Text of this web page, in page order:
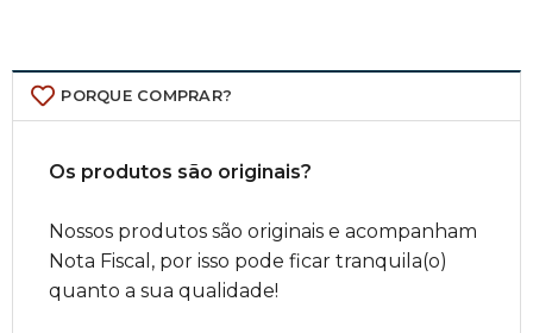
PORQUE COMPRAR?
Os produtos são originais?
Nossos produtos são originais e acompanham
Nota Fiscal, por isso pode ficar tranquila(o)
quanto a sua qualidade!